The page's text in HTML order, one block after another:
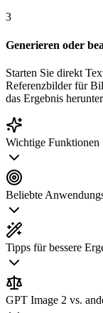
3
Generieren oder
Starten Sie direkt
Referenzbilder für
das Ergebnis
Wichtige Funktionen
Beliebte
Tipps für bessere
GPT Image 2 vs.